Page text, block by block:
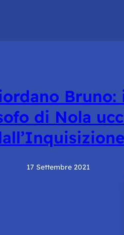
Bruno:
di Nola
17 Settembre 2021